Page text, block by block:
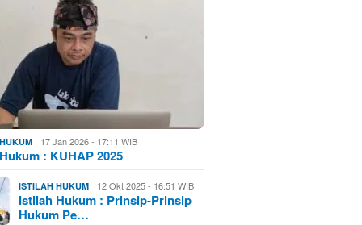
17 Jan 2026 - 17:11 WIB
: KUHAP 2025
ISTILAH HUKUM 12 Okt 2025 - 16:51 WIB
Istilah Hukum : Prinsip-Prinsip
Hukum Pe…